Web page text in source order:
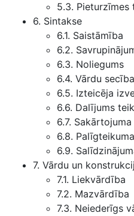
5.3. Pieturzīmes
6. Sintakse
6.1. Saistāmība
6.2.
6.3. Noliegums
6.4. Vārdu secība
6.5. Izteicēja
6.6. Dalījums
6.7.
6.8.
6.9.
7. Vārdu un
7.1. Liekvārdība
7.2. Mazvārdība
7.3. Neiederīgs